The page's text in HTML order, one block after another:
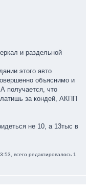
и раздельной
этого авто
объяснимо и
получается, что
за кондей, АКПП
не 10, а 13тыс в
всего редактировалось 1